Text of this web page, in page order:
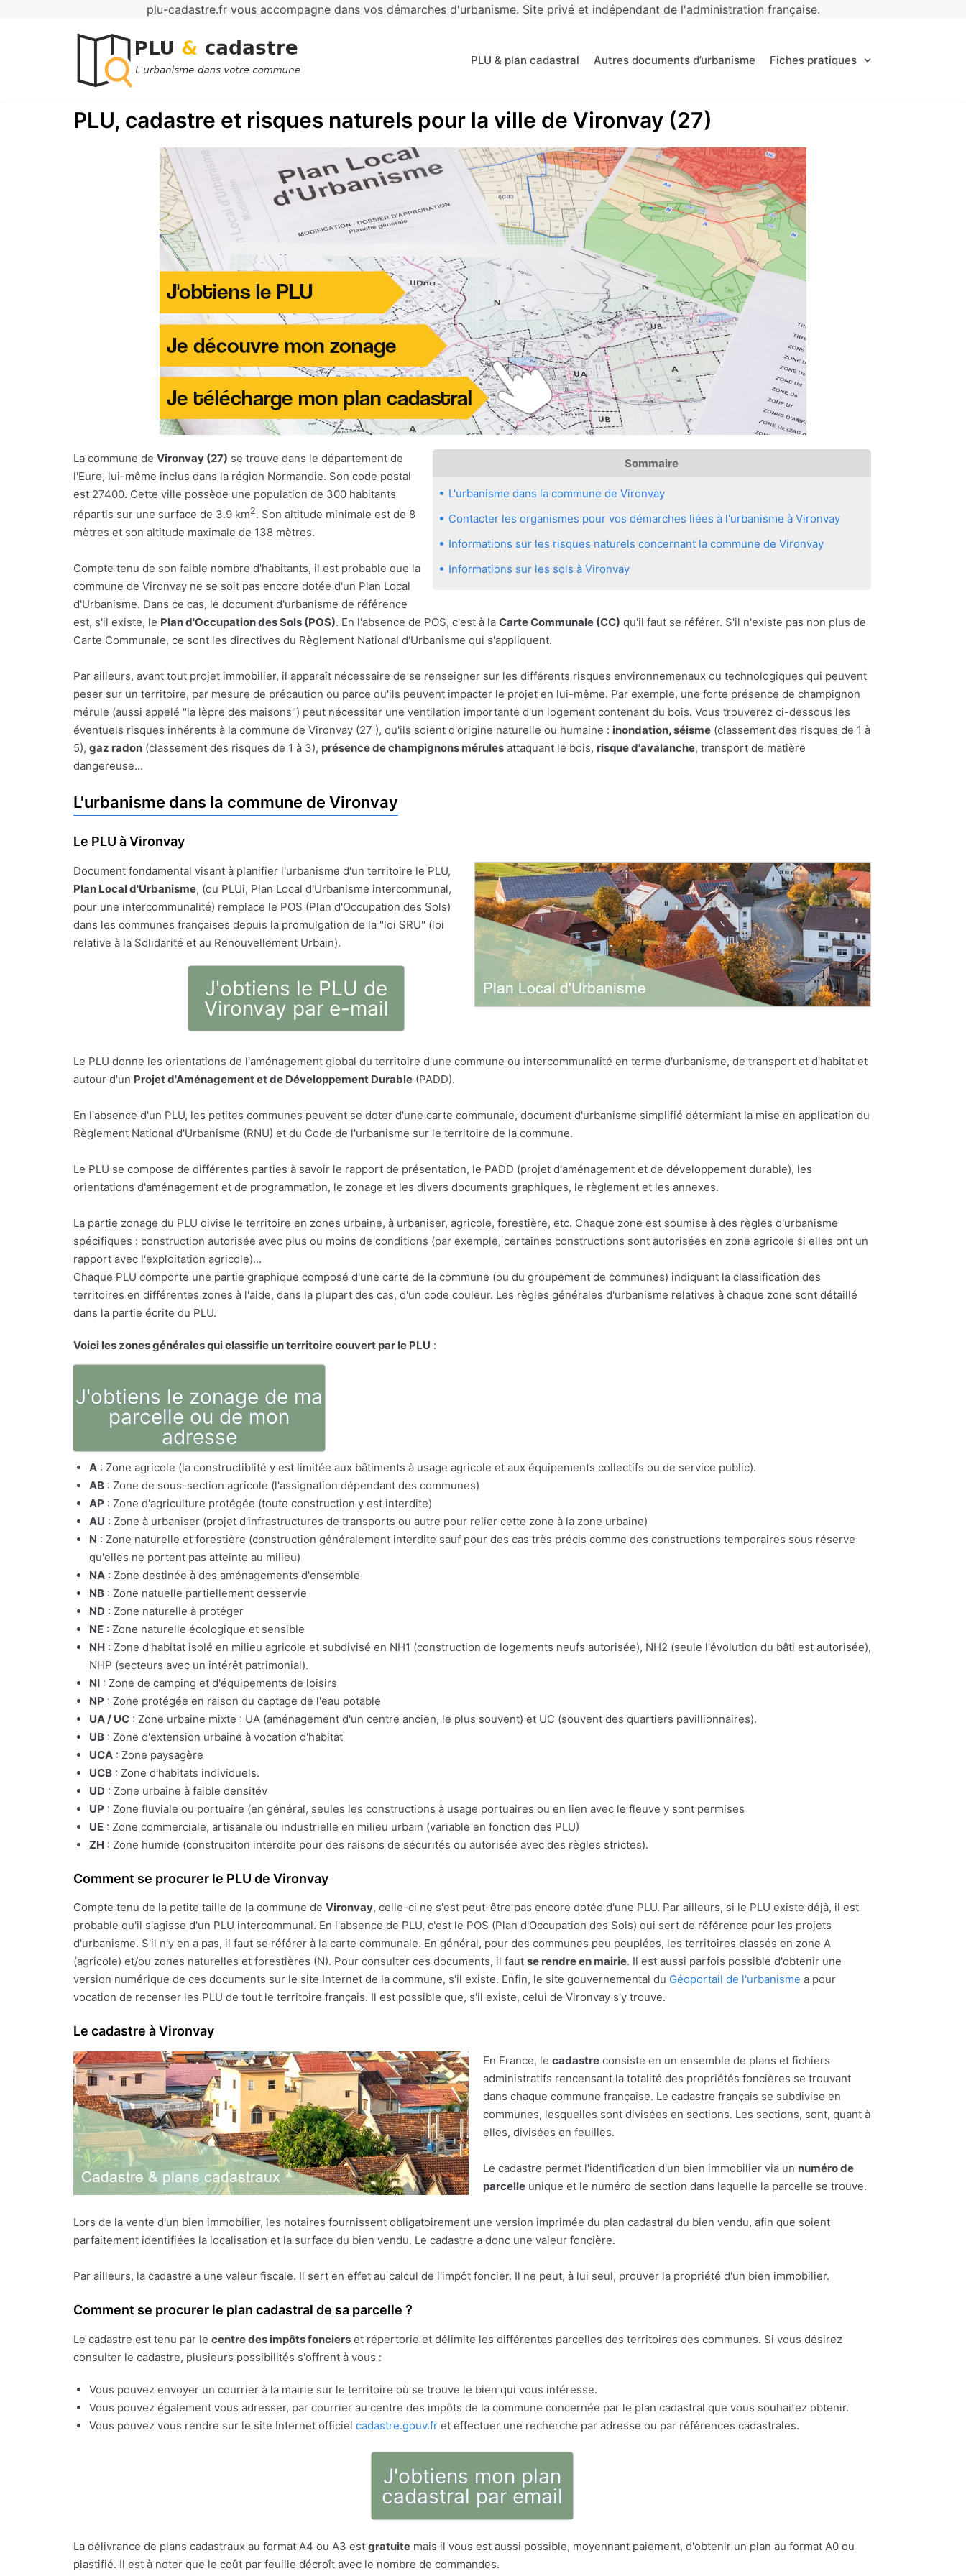
plu-cadastre.fr vous accompagne dans vos démarches d'urbanisme. Site privé et indépendant de l'administration française.
PLU & plan cadastral Autres documents d’urbanisme Fiches pratiques
PLU, cadastre et risques naturels pour la ville de Vironvay (27)
Sommaire
L'urbanisme dans la commune de Vironvay
Contacter les organismes pour vos démarches liées à l'urbanisme à Vironvay
Informations sur les risques naturels concernant la commune de Vironvay
Informations sur les sols à Vironvay
La commune de Vironvay (27) se trouve dans le département de
l'Eure, lui-même inclus dans la région Normandie. Son code postal
est 27400. Cette ville possède une population de 300 habitants
répartis sur une surface de 3.9 km2. Son altitude minimale est de 8
mètres et son altitude maximale de 138 mètres.
Compte tenu de son faible nombre d'habitants, il est probable que la
commune de Vironvay ne se soit pas encore dotée d'un Plan Local
d'Urbanisme. Dans ce cas, le document d'urbanisme de référence
est, s'il existe, le Plan d'Occupation des Sols (POS). En l'absence de POS, c'est à la Carte Communale (CC) qu'il faut se référer. S'il n'existe pas non plus de
Carte Communale, ce sont les directives du Règlement National d'Urbanisme qui s'appliquent.
Par ailleurs, avant tout projet immobilier, il apparaît nécessaire de se renseigner sur les différents risques environnemenaux ou technologiques qui peuvent
peser sur un territoire, par mesure de précaution ou parce qu'ils peuvent impacter le projet en lui-même. Par exemple, une forte présence de champignon
mérule (aussi appelé "la lèpre des maisons") peut nécessiter une ventilation importante d'un logement contenant du bois. Vous trouverez ci-dessous les
éventuels risques inhérents à la commune de Vironvay (27 ), qu'ils soient d'origine naturelle ou humaine : inondation, séisme (classement des risques de 1 à
5), gaz radon (classement des risques de 1 à 3), présence de champignons mérules attaquant le bois, risque d'avalanche, transport de matière
dangereuse...
L'urbanisme dans la commune de Vironvay
Le PLU à Vironvay
Document fondamental visant à planifier l'urbanisme d'un territoire le PLU,
Plan Local d'Urbanisme, (ou PLUi, Plan Local d'Urbanisme intercommunal,
pour une intercommunalité) remplace le POS (Plan d'Occupation des Sols)
dans les communes françaises depuis la promulgation de la "loi SRU" (loi
relative à la Solidarité et au Renouvellement Urbain).
J'obtiens le PLU de
Vironvay par e-mail
Le PLU donne les orientations de l'aménagement global du territoire d'une commune ou intercommunalité en terme d'urbanisme, de transport et d'habitat et
autour d'un Projet d'Aménagement et de Développement Durable (PADD).
En l'absence d'un PLU, les petites communes peuvent se doter d'une carte communale, document d'urbanisme simplifié détermiant la mise en application du
Règlement National d'Urbanisme (RNU) et du Code de l'urbanisme sur le territoire de la commune.
Le PLU se compose de différentes parties à savoir le rapport de présentation, le PADD (projet d'aménagement et de développement durable), les
orientations d'aménagement et de programmation, le zonage et les divers documents graphiques, le règlement et les annexes.
La partie zonage du PLU divise le territoire en zones urbaine, à urbaniser, agricole, forestière, etc. Chaque zone est soumise à des règles d'urbanisme
spécifiques : construction autorisée avec plus ou moins de conditions (par exemple, certaines constructions sont autorisées en zone agricole si elles ont un
rapport avec l'exploitation agricole)...
Chaque PLU comporte une partie graphique composé d'une carte de la commune (ou du groupement de communes) indiquant la classification des
territoires en différentes zones à l'aide, dans la plupart des cas, d'un code couleur. Les règles générales d'urbanisme relatives à chaque zone sont détaillé
dans la partie écrite du PLU.
Voici les zones générales qui classifie un territoire couvert par le PLU :
J'obtiens le zonage de ma
parcelle ou de mon
adresse
A : Zone agricole (la constructiblité y est limitée aux bâtiments à usage agricole et aux équipements collectifs ou de service public).
AB : Zone de sous-section agricole (l'assignation dépendant des communes)
AP : Zone d'agriculture protégée (toute construction y est interdite)
AU : Zone à urbaniser (projet d'infrastructures de transports ou autre pour relier cette zone à la zone urbaine)
N : Zone naturelle et forestière (construction généralement interdite sauf pour des cas très précis comme des constructions temporaires sous réserve
qu'elles ne portent pas atteinte au milieu)
NA : Zone destinée à des aménagements d'ensemble
NB : Zone natuelle partiellement desservie
ND : Zone naturelle à protéger
NE : Zone naturelle écologique et sensible
NH : Zone d'habitat isolé en milieu agricole et subdivisé en NH1 (construction de logements neufs autorisée), NH2 (seule l'évolution du bâti est autorisée),
NHP (secteurs avec un intérêt patrimonial).
NI : Zone de camping et d'équipements de loisirs
NP : Zone protégée en raison du captage de l'eau potable
UA / UC : Zone urbaine mixte : UA (aménagement d'un centre ancien, le plus souvent) et UC (souvent des quartiers pavillionnaires).
UB : Zone d'extension urbaine à vocation d'habitat
UCA : Zone paysagère
UCB : Zone d'habitats individuels.
UD : Zone urbaine à faible densitév
UP : Zone fluviale ou portuaire (en général, seules les constructions à usage portuaires ou en lien avec le fleuve y sont permises
UE : Zone commerciale, artisanale ou industrielle en milieu urbain (variable en fonction des PLU)
ZH : Zone humide (construciton interdite pour des raisons de sécurités ou autorisée avec des règles strictes).
Comment se procurer le PLU de Vironvay
Compte tenu de la petite taille de la commune de Vironvay, celle-ci ne s'est peut-être pas encore dotée d'une PLU. Par ailleurs, si le PLU existe déjà, il est
probable qu'il s'agisse d'un PLU intercommunal. En l'absence de PLU, c'est le POS (Plan d'Occupation des Sols) qui sert de référence pour les projets
d'urbanisme. S'il n'y en a pas, il faut se référer à la carte communale. En général, pour des communes peu peuplées, les territoires classés en zone A
(agricole) et/ou zones naturelles et forestières (N). Pour consulter ces documents, il faut se rendre en mairie. Il est aussi parfois possible d'obtenir une
version numérique de ces documents sur le site Internet de la commune, s'il existe. Enfin, le site gouvernemental du Géoportail de l'urbanisme a pour
vocation de recenser les PLU de tout le territoire français. Il est possible que, s'il existe, celui de Vironvay s'y trouve.
Le cadastre à Vironvay
En France, le cadastre consiste en un ensemble de plans et fichiers
administratifs rencensant la totalité des propriétés foncières se trouvant
dans chaque commune française. Le cadastre français se subdivise en
communes, lesquelles sont divisées en sections. Les sections, sont, quant à
elles, divisées en feuilles.
Le cadastre permet l'identification d'un bien immobilier via un numéro de
parcelle unique et le numéro de section dans laquelle la parcelle se trouve.
Lors de la vente d'un bien immobilier, les notaires fournissent obligatoirement une version imprimée du plan cadastral du bien vendu, afin que soient
parfaitement identifiées la localisation et la surface du bien vendu. Le cadastre a donc une valeur foncière.
Par ailleurs, la cadastre a une valeur fiscale. Il sert en effet au calcul de l'impôt foncier. Il ne peut, à lui seul, prouver la propriété d'un bien immobilier.
Comment se procurer le plan cadastral de sa parcelle ?
Le cadastre est tenu par le centre des impôts fonciers et répertorie et délimite les différentes parcelles des territoires des communes. Si vous désirez
consulter le cadastre, plusieurs possibilités s'offrent à vous :
Vous pouvez envoyer un courrier à la mairie sur le territoire où se trouve le bien qui vous intéresse.
Vous pouvez également vous adresser, par courrier au centre des impôts de la commune concernée par le plan cadastral que vous souhaitez obtenir.
Vous pouvez vous rendre sur le site Internet officiel cadastre.gouv.fr et effectuer une recherche par adresse ou par références cadastrales.
J'obtiens mon plan
cadastral par email
La délivrance de plans cadastraux au format A4 ou A3 est gratuite mais il vous est aussi possible, moyennant paiement, d'obtenir un plan au format A0 ou
plastifié. Il est à noter que le coût par feuille décroît avec le nombre de commandes.